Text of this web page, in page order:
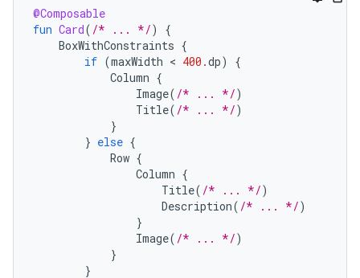
@Composable
fun Card( /* ... */)
{
BoxWithConstraints {
if (maxWidth < 400.dp)
{
Column {
Image( /* ... */)
Title( /* ... */)
}
} else {
Row {
Column {
Title( /* ... */)
Description( /* ... */)
}
Image( /* ... */)
}
}